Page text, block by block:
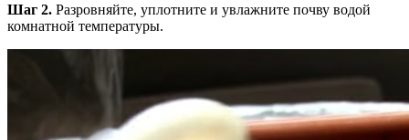
Шаг 2. Разровняйте, уплотните и увлажните почву водой
комнатной температуры.